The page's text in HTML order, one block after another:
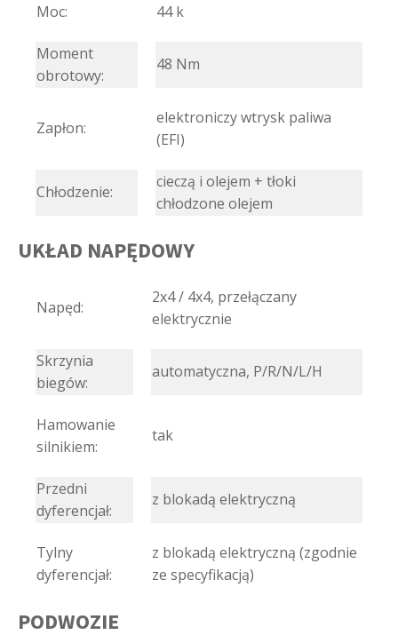
Moc: 44 k
Moment
obrotowy:
48 Nm
Zapłon:
elektroniczy wtrysk paliwa
(EFI)
Chłodzenie:
cieczą i olejem + tłoki
chłodzone olejem
UKŁAD NAPĘDOWY
Napęd:
2x4 / 4x4, przełączany
elektrycznie
Skrzynia
biegów:
automatyczna, P/R/N/L/H
Hamowanie
silnikiem:
tak
Przedni
dyferencjał:
z blokadą elektryczną
Tylny
dyferencjał:
z blokadą elektryczną (zgodnie
ze specyfikacją)
PODWOZIE